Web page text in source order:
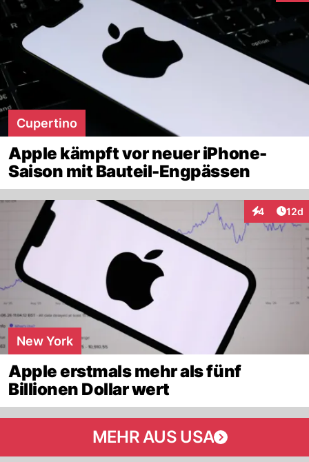
Cupertino
Apple kämpft vor neuer iPhone-
Saison mit Bauteil-Engpässen
4
Interaktionen
12d
New York
Apple erstmals mehr als fünf
Billionen Dollar wert
MEHR AUS USA